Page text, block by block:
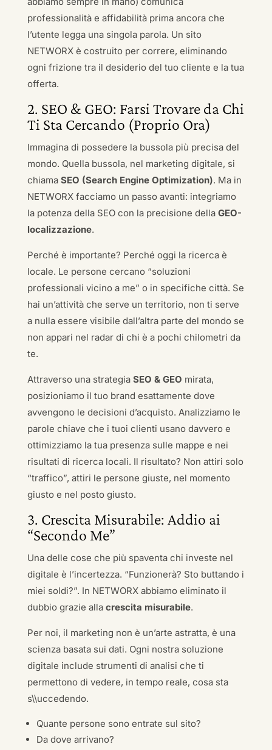
professionalità e affidabilità prima ancora che
l’utente legga una singola parola. Un sito
NETWORX è costruito per correre, eliminando
ogni frizione tra il desiderio del tuo cliente e la tua
offerta.
2. SEO & GEO: Farsi Trovare da Chi
Ti Sta Cercando (Proprio Ora)
Immagina di possedere la bussola più precisa del
mondo. Quella bussola, nel marketing digitale, si
chiama SEO (Search Engine Optimization). Ma in
NETWORX facciamo un passo avanti: integriamo
la potenza della SEO con la precisione della GEO-
localizzazione.
Perché è importante? Perché oggi la ricerca è
locale. Le persone cercano “soluzioni
professionali vicino a me” o in specifiche città. Se
hai un’attività che serve un territorio, non ti serve
a nulla essere visibile dall’altra parte del mondo se
non appari nel radar di chi è a pochi chilometri da
te.
Attraverso una strategia SEO & GEO mirata,
posizioniamo il tuo brand esattamente dove
avvengono le decisioni d’acquisto. Analizziamo le
parole chiave che i tuoi clienti usano davvero e
ottimizziamo la tua presenza sulle mappe e nei
risultati di ricerca locali. Il risultato? Non attiri solo
“traffico”, attiri le persone giuste, nel momento
giusto e nel posto giusto.
3. Crescita Misurabile: Addio ai
“Secondo Me”
Una delle cose che più spaventa chi investe nel
digitale è l’incertezza. “Funzionerà? Sto buttando i
miei soldi?”. In NETWORX abbiamo eliminato il
dubbio grazie alla crescita misurabile.
Per noi, il marketing non è un’arte astratta, è una
scienza basata sui dati. Ogni nostra soluzione
digitale include strumenti di analisi che ti
permettono di vedere, in tempo reale, cosa sta
s\\uccedendo.
Quante persone sono entrate sul sito?
Da dove arrivano?